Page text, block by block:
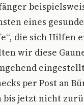
eines
die sich Hilfen
wir diese
per Post an
jetzt nicht